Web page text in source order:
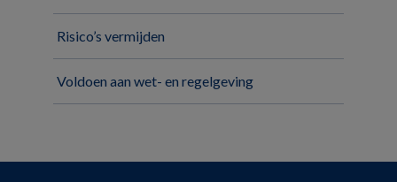
Risico’s vermijden
Voldoen aan wet- en regelgeving